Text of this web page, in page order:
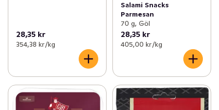
28,35 kr
354,38 kr /kg
Salami Snacks
Parmesan
70 g, Göl
28,35 kr
405,00 kr /kg